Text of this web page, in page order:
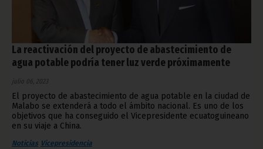
La reactivación del proyecto de abastecimiento de
agua potable podría tener luz verde próximamente
julio 06, 2023
El proyecto de abastecimiento de agua potable en la ciudad de
Malabo se extenderá a todo el ámbito nacional. Es uno de los
objetivos que ha conseguido el Vicepresidente ecuatoguineano
en su viaje a China.
Noticias Vicepresidencia